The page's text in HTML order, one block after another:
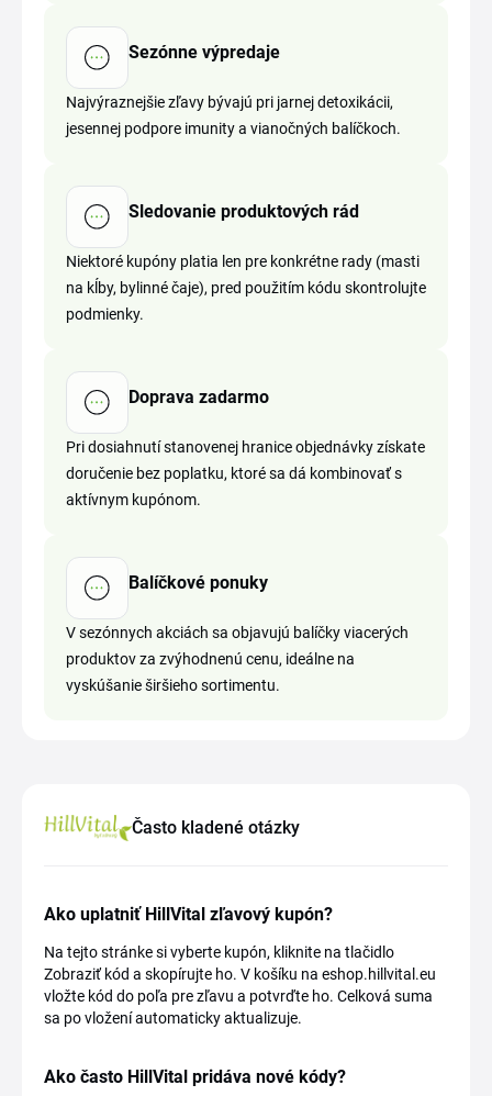
Sezónne výpredaje
Najvýraznejšie zľavy bývajú pri jarnej detoxikácii,
jesennej podpore imunity a vianočných balíčkoch.
Sledovanie produktových rád
Niektoré kupóny platia len pre konkrétne rady (masti
na kĺby, bylinné čaje), pred použitím kódu skontrolujte
podmienky.
Doprava zadarmo
Pri dosiahnutí stanovenej hranice objednávky získate
doručenie bez poplatku, ktoré sa dá kombinovať s
aktívnym kupónom.
Balíčkové ponuky
V sezónnych akciách sa objavujú balíčky viacerých
produktov za zvýhodnenú cenu, ideálne na
vyskúšanie širšieho sortimentu.
Často kladené otázky
Ako uplatniť HillVital zľavový kupón?
Na tejto stránke si vyberte kupón, kliknite na tlačidlo
Zobraziť kód a skopírujte ho. V košíku na eshop.hillvital.eu
vložte kód do poľa pre zľavu a potvrďte ho. Celková suma
sa po vložení automaticky aktualizuje.
Ako často HillVital pridáva nové kódy?